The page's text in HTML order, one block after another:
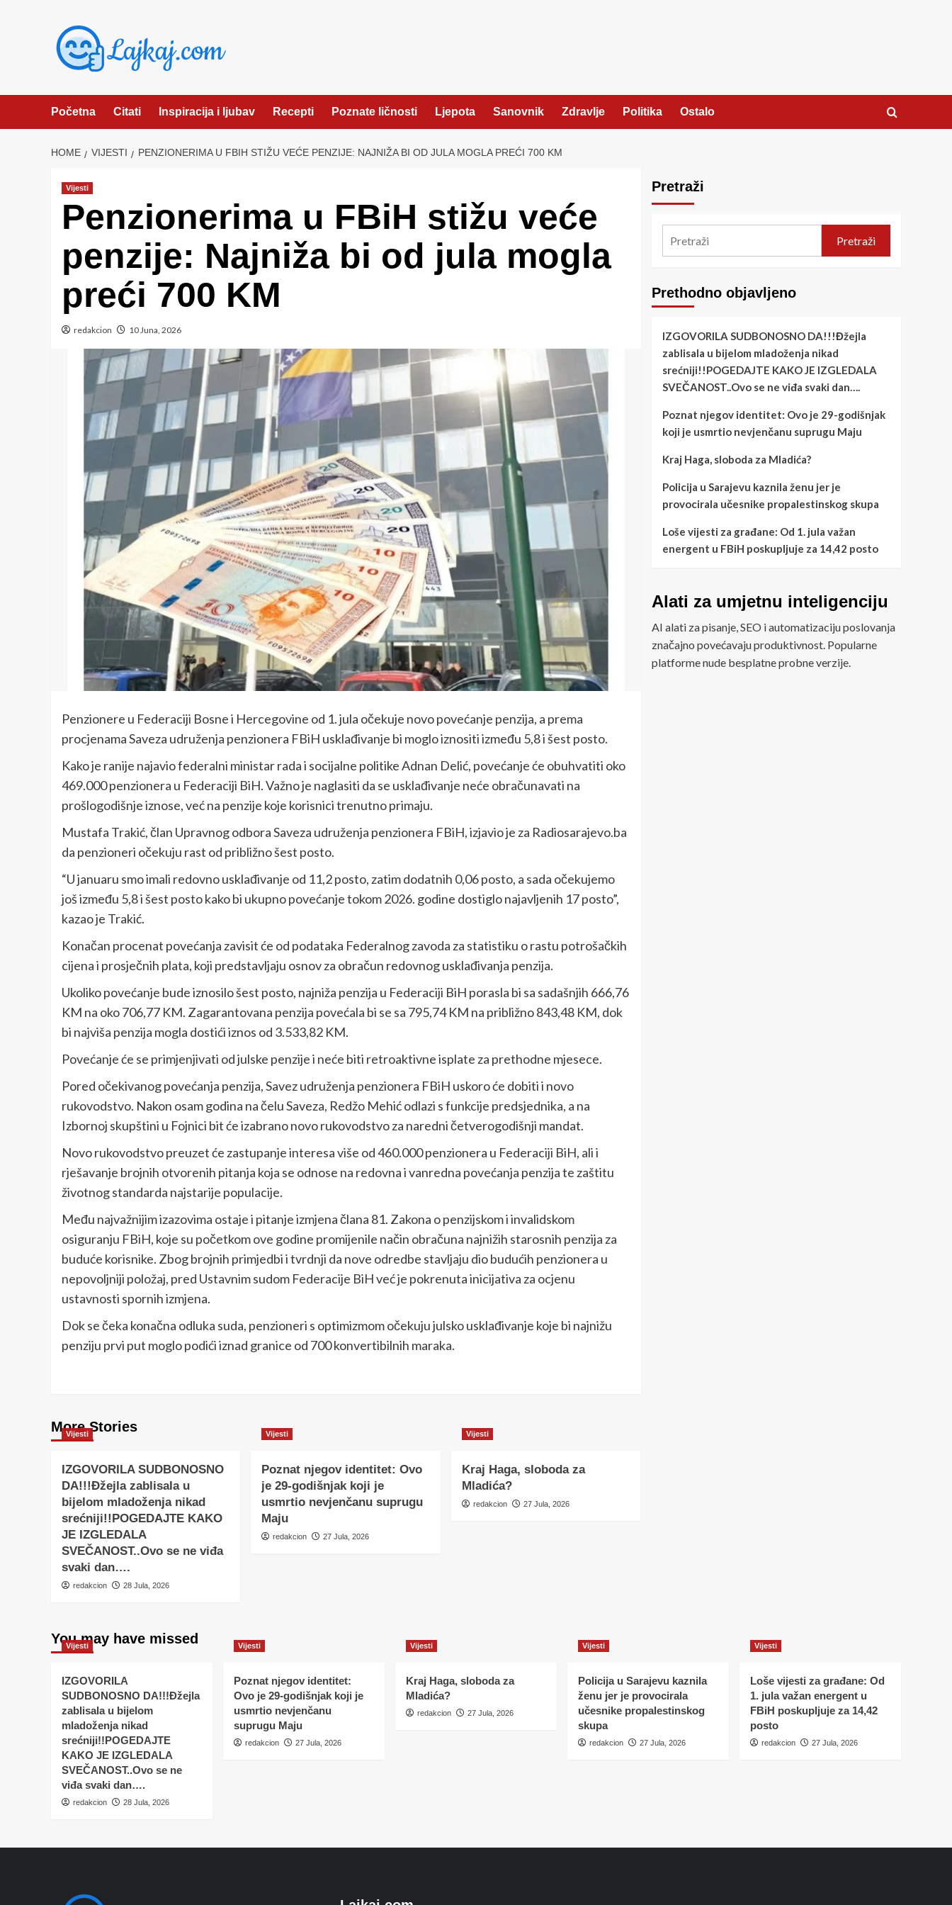
Početna Citati Inspiracija i ljubav Recepti Poznate ličnosti Ljepota Sanovnik Zdravlje Politika Ostalo
HOME VIJESTI PENZIONERIMA U FBIH STIŽU VEĆE PENZIJE: NAJNIŽA BI OD JULA MOGLA PREĆI 700 KM
Vijesti
Penzionerima u FBiH stižu veće
penzije: Najniža bi od jula mogla
preći 700 KM
redakcion 10 Juna, 2026
Penzionere u Federaciji Bosne i Hercegovine od 1. jula očekuje novo povećanje penzija, a prema
procjenama Saveza udruženja penzionera FBiH usklađivanje bi moglo iznositi između 5,8 i šest posto.
Kako je ranije najavio federalni ministar rada i socijalne politike Adnan Delić, povećanje će obuhvatiti oko
469.000 penzionera u Federaciji BiH. Važno je naglasiti da se usklađivanje neće obračunavati na
prošlogodišnje iznose, već na penzije koje korisnici trenutno primaju.
Mustafa Trakić, član Upravnog odbora Saveza udruženja penzionera FBiH, izjavio je za Radiosarajevo.ba
da penzioneri očekuju rast od približno šest posto.
“U januaru smo imali redovno usklađivanje od 11,2 posto, zatim dodatnih 0,06 posto, a sada očekujemo
još između 5,8 i šest posto kako bi ukupno povećanje tokom 2026. godine dostiglo najavljenih 17 posto”,
kazao je Trakić.
Konačan procenat povećanja zavisit će od podataka Federalnog zavoda za statistiku o rastu potrošačkih
cijena i prosječnih plata, koji predstavljaju osnov za obračun redovnog usklađivanja penzija.
Ukoliko povećanje bude iznosilo šest posto, najniža penzija u Federaciji BiH porasla bi sa sadašnjih 666,76
KM na oko 706,77 KM. Zagarantovana penzija povećala bi se sa 795,74 KM na približno 843,48 KM, dok
bi najviša penzija mogla dostići iznos od 3.533,82 KM.
Povećanje će se primjenjivati od julske penzije i neće biti retroaktivne isplate za prethodne mjesece.
Pored očekivanog povećanja penzija, Savez udruženja penzionera FBiH uskoro će dobiti i novo
rukovodstvo. Nakon osam godina na čelu Saveza, Redžo Mehić odlazi s funkcije predsjednika, a na
Izbornoj skupštini u Fojnici bit će izabrano novo rukovodstvo za naredni četverogodišnji mandat.
Novo rukovodstvo preuzet će zastupanje interesa više od 460.000 penzionera u Federaciji BiH, ali i
rješavanje brojnih otvorenih pitanja koja se odnose na redovna i vanredna povećanja penzija te zaštitu
životnog standarda najstarije populacije.
Među najvažnijim izazovima ostaje i pitanje izmjena člana 81. Zakona o penzijskom i invalidskom
osiguranju FBiH, koje su početkom ove godine promijenile način obračuna najnižih starosnih penzija za
buduće korisnike. Zbog brojnih primjedbi i tvrdnji da nove odredbe stavljaju dio budućih penzionera u
nepovoljniji položaj, pred Ustavnim sudom Federacije BiH već je pokrenuta inicijativa za ocjenu
ustavnosti spornih izmjena.
Dok se čeka konačna odluka suda, penzioneri s optimizmom očekuju julsko usklađivanje koje bi najnižu
penziju prvi put moglo podići iznad granice od 700 konvertibilnih maraka.
More Stories
Vijesti
IZGOVORILA SUDBONOSNO
DA!!!Đžejla zablisala u
bijelom mladoženja nikad
srećniji!!POGEDAJTE KAKO
JE IZGLEDALA
SVEČANOST..Ovo se ne viđa
svaki dan….
redakcion 28 Jula, 2026
Vijesti
Poznat njegov identitet: Ovo
je 29-godišnjak koji je
usmrtio nevjenčanu suprugu
Maju
redakcion 27 Jula, 2026
Vijesti
Kraj Haga, sloboda za
Mladića?
redakcion 27 Jula, 2026
Pretraži
Pretraži
Prethodno objavljeno
IZGOVORILA SUDBONOSNO DA!!!Đžejla
zablisala u bijelom mladoženja nikad
srećniji!!POGEDAJTE KAKO JE IZGLEDALA
SVEČANOST..Ovo se ne viđa svaki dan….
Poznat njegov identitet: Ovo je 29-godišnjak
koji je usmrtio nevjenčanu suprugu Maju
Kraj Haga, sloboda za Mladića?
Policija u Sarajevu kaznila ženu jer je
provocirala učesnike propalestinskog skupa
Loše vijesti za građane: Od 1. jula važan
energent u FBiH poskupljuje za 14,42 posto
Alati za umjetnu inteligenciju
AI alati za pisanje, SEO i automatizaciju poslovanja
značajno povećavaju produktivnost. Popularne
platforme nude besplatne probne verzije.
You may have missed
Vijesti
IZGOVORILA
SUDBONOSNO DA!!!Đžejla
zablisala u bijelom
mladoženja nikad
srećniji!!POGEDAJTE
KAKO JE IZGLEDALA
SVEČANOST..Ovo se ne
viđa svaki dan….
redakcion 28 Jula, 2026
Vijesti
Poznat njegov identitet:
Ovo je 29-godišnjak koji je
usmrtio nevjenčanu
suprugu Maju
redakcion 27 Jula, 2026
Vijesti
Kraj Haga, sloboda za
Mladića?
redakcion 27 Jula, 2026
Vijesti
Policija u Sarajevu kaznila
ženu jer je provocirala
učesnike propalestinskog
skupa
redakcion 27 Jula, 2026
Vijesti
Loše vijesti za građane: Od
1. jula važan energent u
FBiH poskupljuje za 14,42
posto
redakcion 27 Jula, 2026